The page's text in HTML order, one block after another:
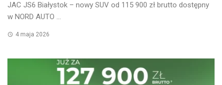
JAC JS6 Białystok – nowy SUV od 115 900 zł brutto dostępny
w NORD AUTO ...
4 maja 2026